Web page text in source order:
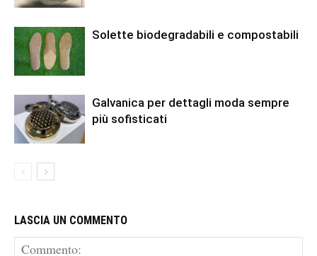
Solette biodegradabili e compostabili
Galvanica per dettagli moda sempre
più sofisticati
LASCIA UN COMMENTO